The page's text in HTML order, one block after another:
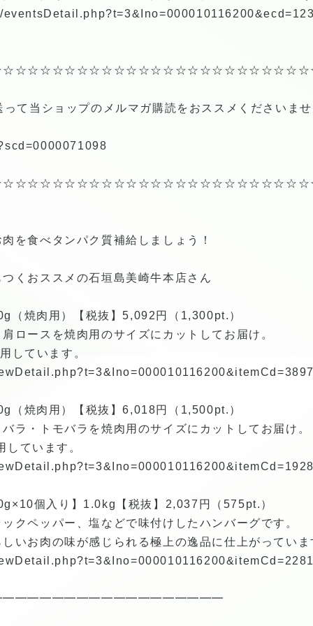
て当ショップのメルマガ購読をおススメくださいま
を食べタンパク質補給しましょう！
くおススメの石垣島美崎牛本店さん
（焼肉用）【税抜】5,092円（1,300pt.）
ロースを焼肉用のサイズにカットしてお届け。
しています。
（焼肉用）【税抜】6,018円（1,500pt.）
ラ・トモバラを焼肉用のサイズにカットしてお届け。
しています。
個入り】1.0kg【税抜】2,037円（575pt.）
クペッパー、塩などで味付けしたハンバーグです。
いお肉の味が感じられる極上の逸品に仕上がっていま